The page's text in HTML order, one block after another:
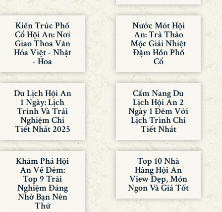
Kiến Trúc Phố
Cổ Hội An: Nơi
Giao Thoa Văn
Hóa Việt - Nhật
- Hoa
Nước Mót Hội
An: Trà Thảo
Mộc Giải Nhiệt
Đậm Hồn Phố
Cổ
Du Lịch Hội An
1 Ngày: Lịch
Trình Và Trải
Nghiệm Chi
Tiết Nhất 2025
Cẩm Nang Du
Lịch Hội An 2
Ngày 1 Đêm Với
Lịch Trình Chi
Tiết Nhất
Khám Phá Hội
An Về Đêm:
Top 9 Trải
Nghiệm Đáng
Nhớ Bạn Nên
Thử
Top 10 Nhà
Hàng Hội An
View Đẹp, Món
Ngon Và Giá Tốt